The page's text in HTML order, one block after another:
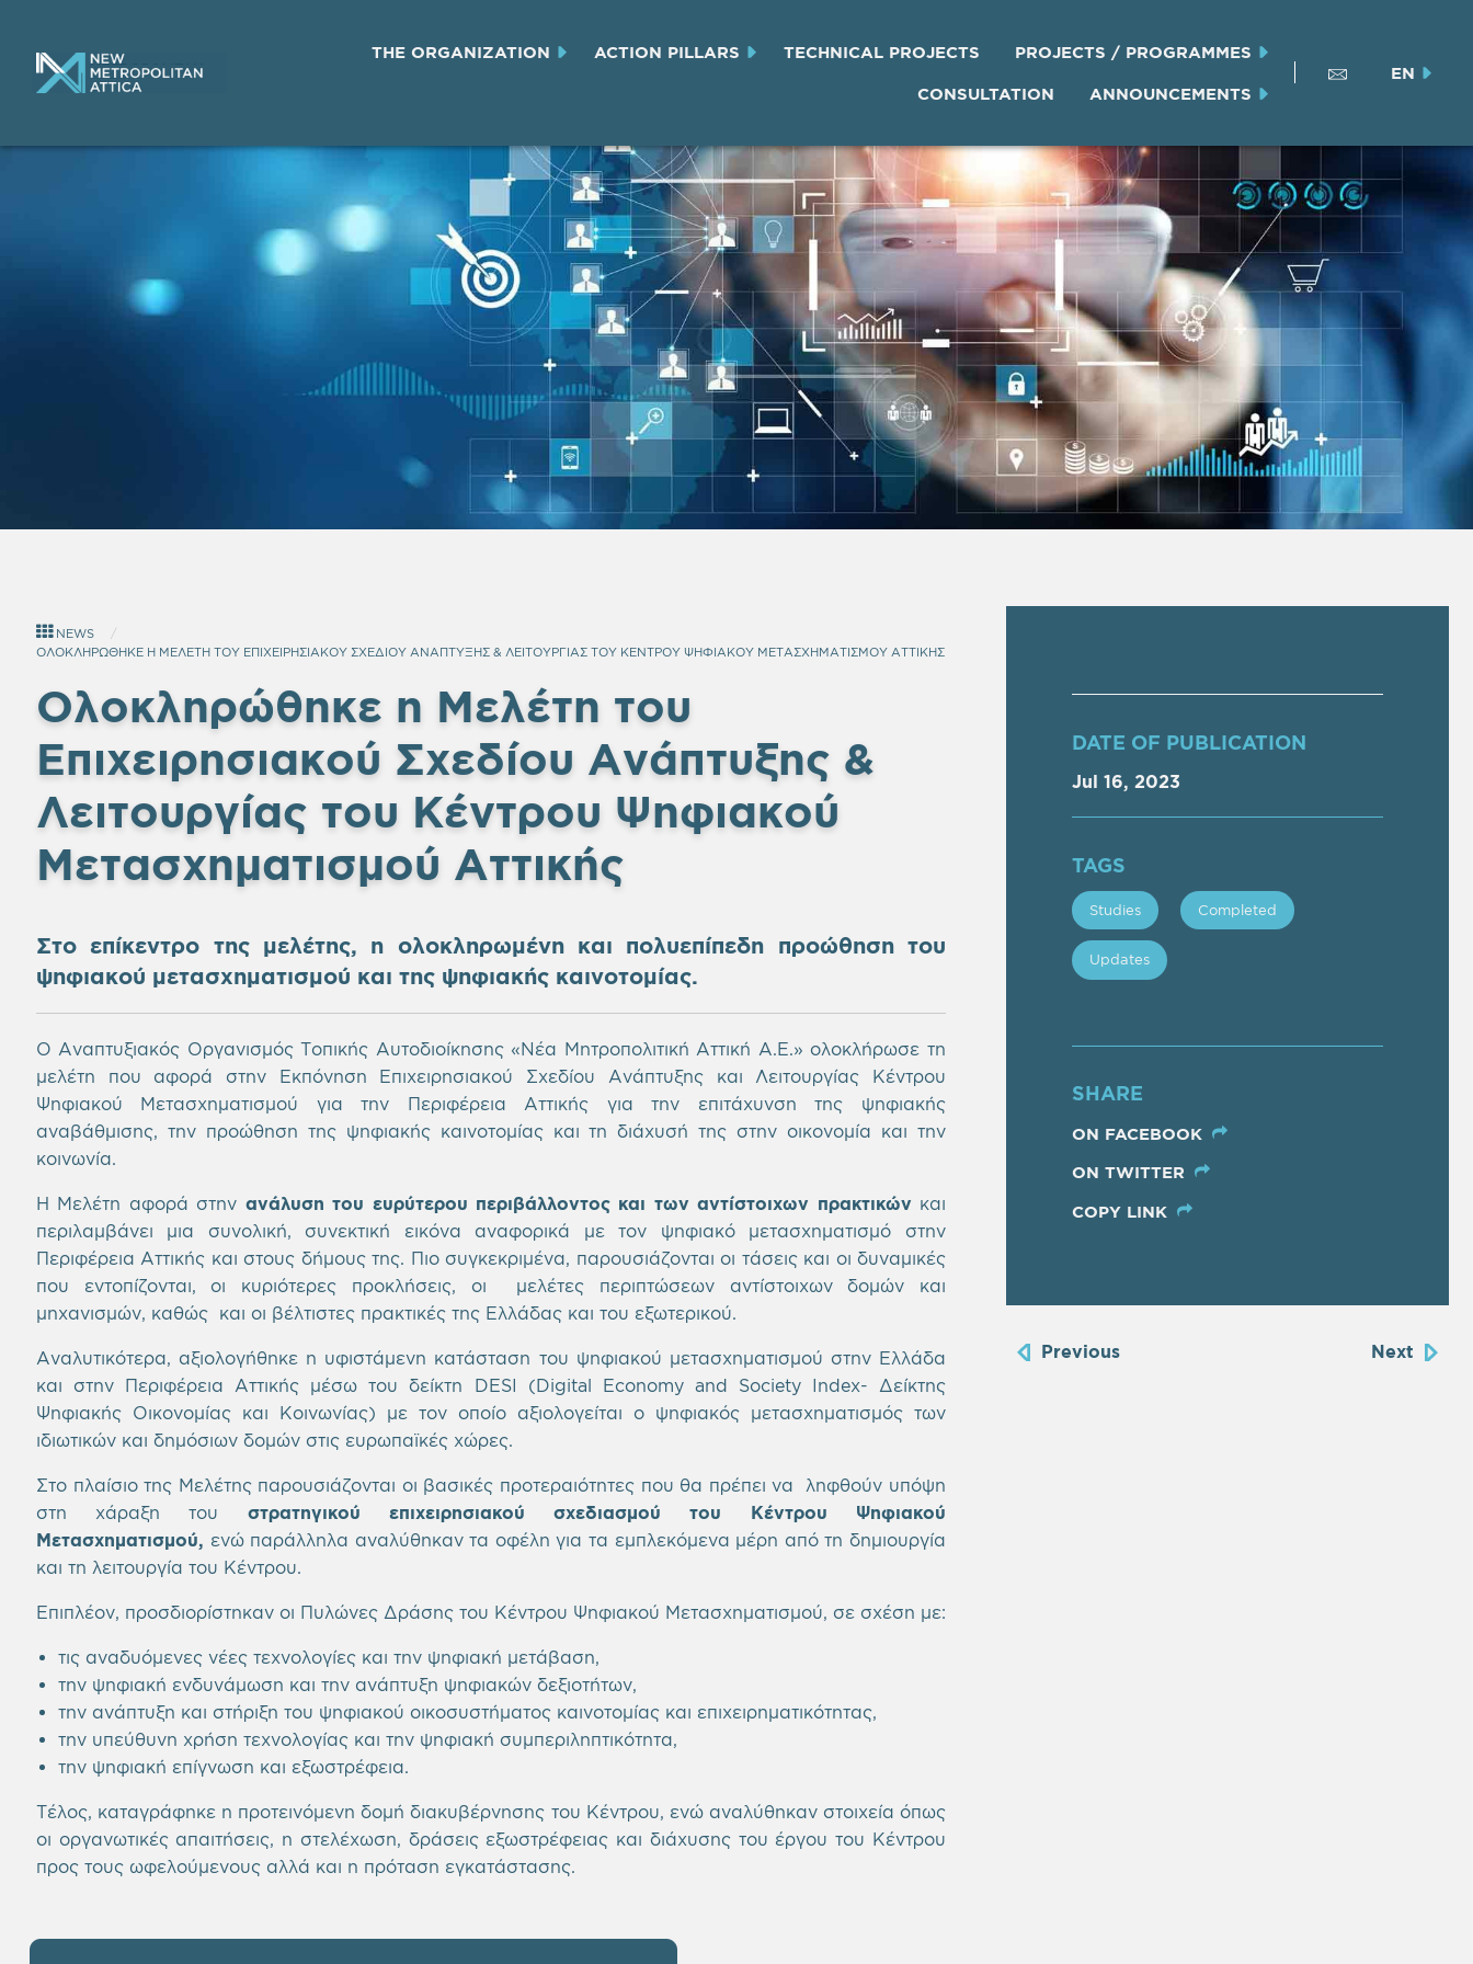
THE ORGANIZATION ACTION PILLARS TECHNICAL PROJECTS PROJECTS / PROGRAMMES
CONSULTATION ANNOUNCEMENTS
EN
NEWS
ΟΛΟΚΛΗΡΩΘΗΚΕ Η ΜΕΛΕΤΗ ΤΟΥ ΕΠΙΧΕΙΡΗΣΙΑΚΟΥ ΣΧΕΔΙΟΥ ΑΝΑΠΤΥΞΗΣ & ΛΕΙΤΟΥΡΓΙΑΣ ΤΟΥ ΚΕΝΤΡΟΥ ΨΗΦΙΑΚΟΥ ΜΕΤΑΣΧΗΜΑΤΙΣΜΟΥ ΑΤΤΙΚΗΣ
Ολοκληρώθηκε η Μελέτη του
Επιχειρησιακού Σχεδίου Ανάπτυξης &
Λειτουργίας του Κέντρου Ψηφιακού
Μετασχηματισμού Αττικής
Στο επίκεντρο της μελέτης, η ολοκληρωμένη και πολυεπίπεδη προώθηση του
ψηφιακού μετασχηματισμού και της ψηφιακής καινοτομίας.
Ο Αναπτυξιακός Οργανισμός Τοπικής Αυτοδιοίκησης «Νέα Μητροπολιτική Αττική Α.Ε.» ολοκλήρωσε τη
μελέτη που αφορά στην Εκπόνηση Επιχειρησιακού Σχεδίου Ανάπτυξης και Λειτουργίας Κέντρου
Ψηφιακού Μετασχηματισμού για την Περιφέρεια Αττικής για την επιτάχυνση της ψηφιακής
αναβάθμισης, την προώθηση της ψηφιακής καινοτομίας και τη διάχυσή της στην οικονομία και την
κοινωνία.
Η Μελέτη αφορά στην ανάλυση του ευρύτερου περιβάλλοντος και των αντίστοιχων πρακτικών και
περιλαμβάνει μια συνολική, συνεκτική εικόνα αναφορικά με τον ψηφιακό μετασχηματισμό στην
Περιφέρεια Αττικής και στους δήμους της. Πιο συγκεκριμένα, παρουσιάζονται οι τάσεις και οι δυναμικές
που εντοπίζονται, οι κυριότερες προκλήσεις, οι μελέτες περιπτώσεων αντίστοιχων δομών και
μηχανισμών, καθώς και οι βέλτιστες πρακτικές της Ελλάδας και του εξωτερικού.
Αναλυτικότερα, αξιολογήθηκε η υφιστάμενη κατάσταση του ψηφιακού μετασχηματισμού στην Ελλάδα
και στην Περιφέρεια Αττικής μέσω του δείκτη DESI (Digital Economy and Society Index- Δείκτης
Ψηφιακής Οικονομίας και Κοινωνίας) με τον οποίο αξιολογείται ο ψηφιακός μετασχηματισμός των
ιδιωτικών και δημόσιων δομών στις ευρωπαϊκές χώρες.
Στο πλαίσιο της Μελέτης παρουσιάζονται οι βασικές προτεραιότητες που θα πρέπει να ληφθούν υπόψη
στη χάραξη του στρατηγικού επιχειρησιακού σχεδιασμού του Κέντρου Ψηφιακού
Μετασχηματισμού, ενώ παράλληλα αναλύθηκαν τα οφέλη για τα εμπλεκόμενα μέρη από τη δημιουργία
και τη λειτουργία του Κέντρου.
Επιπλέον, προσδιορίστηκαν οι Πυλώνες Δράσης του Κέντρου Ψηφιακού Μετασχηματισμού, σε σχέση με:
τις αναδυόμενες νέες τεχνολογίες και την ψηφιακή μετάβαση,
την ψηφιακή ενδυνάμωση και την ανάπτυξη ψηφιακών δεξιοτήτων,
την ανάπτυξη και στήριξη του ψηφιακού οικοσυστήματος καινοτομίας και επιχειρηματικότητας,
την υπεύθυνη χρήση τεχνολογίας και την ψηφιακή συμπεριληπτικότητα,
την ψηφιακή επίγνωση και εξωστρέφεια.
Τέλος, καταγράφηκε η προτεινόμενη δομή διακυβέρνησης του Κέντρου, ενώ αναλύθηκαν στοιχεία όπως
οι οργανωτικές απαιτήσεις, η στελέχωση, δράσεις εξωστρέφειας και διάχυσης του έργου του Κέντρου
προς τους ωφελούμενους αλλά και η πρόταση εγκατάστασης.
DATE OF PUBLICATION
Jul 16, 2023
TAGS
Studies Completed
Updates
SHARE
ON FACEBOOK
ON TWITTER
COPY LINK
Previous Next